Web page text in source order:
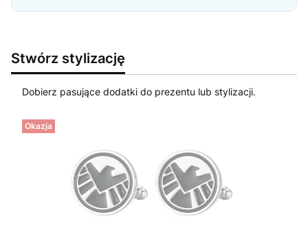
Stwórz stylizację
Dobierz pasujące dodatki do prezentu lub stylizacji.
Okazja